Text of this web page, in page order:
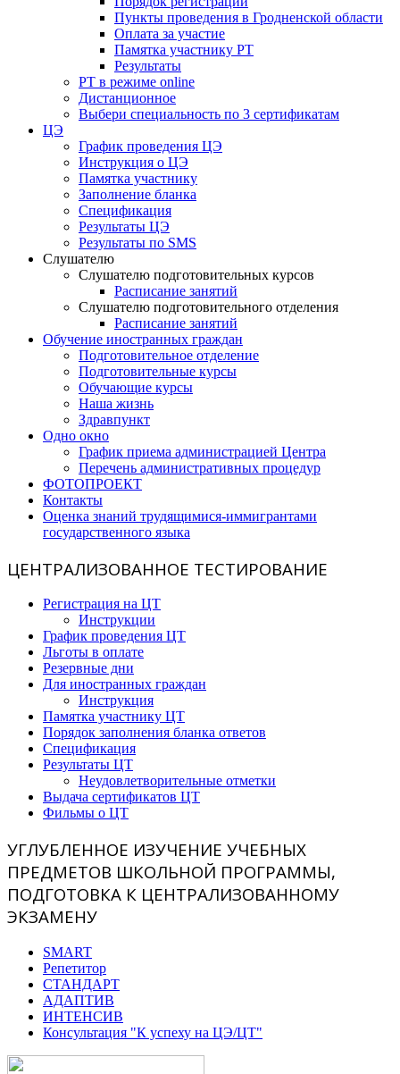
Пункты проведения в Гродненской области
Оплата за участие
Памятка участнику РТ
Результаты
РТ в режиме online
Дистанционное
Выбери специальность по 3 сертификатам
ЦЭ
График проведения ЦЭ
Инструкция о ЦЭ
Памятка участнику
Заполнение бланка
Спецификация
Результаты ЦЭ
Результаты по SMS
Слушателю
Слушателю подготовительных курсов
Расписание занятий
Слушателю подготовительного отделения
Расписание занятий
Обучение иностранных граждан
Подготовительное отделение
Подготовительные курсы
Обучающие курсы
Наша жизнь
Здравпункт
Одно окно
График приема администрацией Центра
Перечень административных процедур
ФОТОПРОЕКТ
Контакты
Оценка знаний трудящимися-иммигрантами
государственного языка
ЦЕНТРАЛИЗОВАННОЕ ТЕСТИРОВАНИЕ
Регистрация на ЦТ
Инструкции
График проведения ЦТ
Льготы в оплате
Резервные дни
Для иностранных граждан
Инструкция
Памятка участнику ЦТ
Порядок заполнения бланка ответов
Спецификация
Результаты ЦТ
Неудовлетворительные отметки
Выдача сертификатов ЦТ
Фильмы о ЦТ
УГЛУБЛЕННОЕ ИЗУЧЕНИЕ УЧЕБНЫХ
ПРЕДМЕТОВ ШКОЛЬНОЙ ПРОГРАММЫ,
ПОДГОТОВКА К ЦЕНТРАЛИЗОВАННОМУ
ЭКЗАМЕНУ
SMART
Репетитор
СТАНДАРТ
АДАПТИВ
ИНТЕНСИВ
Консультация "К успеху на ЦЭ/ЦТ"